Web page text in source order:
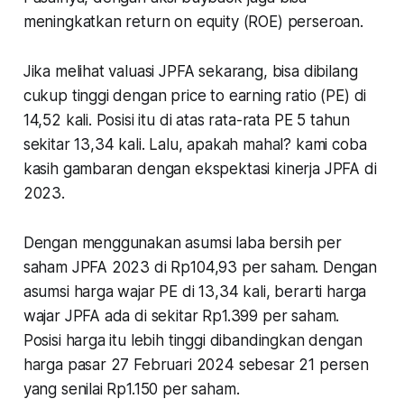
meningkatkan return on equity (ROE) perseroan.
Jika melihat valuasi JPFA sekarang, bisa dibilang
cukup tinggi dengan price to earning ratio (PE) di
14,52 kali. Posisi itu di atas rata-rata PE 5 tahun
sekitar 13,34 kali. Lalu, apakah mahal? kami coba
kasih gambaran dengan ekspektasi kinerja JPFA di
2023.
Dengan menggunakan asumsi laba bersih per
saham JPFA 2023 di Rp104,93 per saham. Dengan
asumsi harga wajar PE di 13,34 kali, berarti harga
wajar JPFA ada di sekitar Rp1.399 per saham.
Posisi harga itu lebih tinggi dibandingkan dengan
harga pasar 27 Februari 2024 sebesar 21 persen
yang senilai Rp1.150 per saham.